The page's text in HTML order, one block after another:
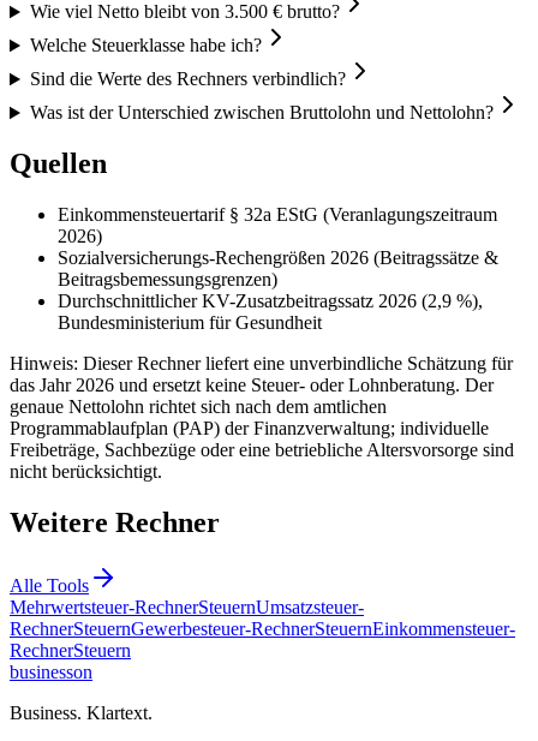
Wie viel Netto bleibt von 3.500 € brutto?
Welche Steuerklasse habe ich?
Sind die Werte des Rechners verbindlich?
Was ist der Unterschied zwischen Bruttolohn und Nettolohn?
Quellen
Einkommensteuertarif § 32a EStG (Veranlagungszeitraum
2026)
Sozialversicherungs-Rechengrößen 2026 (Beitragssätze &
Beitragsbemessungsgrenzen)
Durchschnittlicher KV-Zusatzbeitragssatz 2026 (2,9 %),
Bundesministerium für Gesundheit
Hinweis: Dieser Rechner liefert eine unverbindliche Schätzung für
das Jahr 2026 und ersetzt keine Steuer- oder Lohnberatung. Der
genaue Nettolohn richtet sich nach dem amtlichen
Programmablaufplan (PAP) der Finanzverwaltung; individuelle
Freibeträge, Sachbezüge oder eine betriebliche Altersvorsorge sind
nicht berücksichtigt.
Weitere Rechner
Alle Tools
Mehrwertsteuer-RechnerSteuernUmsatzsteuer-
RechnerSteuernGewerbesteuer-RechnerSteuernEinkommensteuer-
RechnerSteuern
businesson
Business. Klartext.